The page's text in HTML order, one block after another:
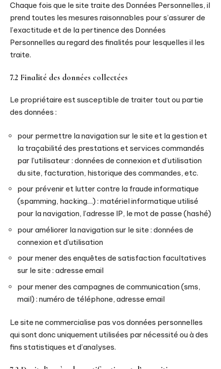
Chaque fois que le site traite des Données Personnelles, il
prend toutes les mesures raisonnables pour s’assurer de
l’exactitude et de la pertinence des Données
Personnelles au regard des finalités pour lesquelles il les
traite.
7.2 Finalité des données collectées
Le propriétaire est susceptible de traiter tout ou partie
des données :
pour permettre la navigation sur le site et la gestion et
la traçabilité des prestations et services commandés
par l’utilisateur : données de connexion et d’utilisation
du site, facturation, historique des commandes, etc.
pour prévenir et lutter contre la fraude informatique
(spamming, hacking…) : matériel informatique utilisé
pour la navigation, l’adresse IP, le mot de passe (hashé)
pour améliorer la navigation sur le site : données de
connexion et d’utilisation
pour mener des enquêtes de satisfaction facultatives
sur le site : adresse email
pour mener des campagnes de communication (sms,
mail) : numéro de téléphone, adresse email
Le site ne commercialise pas vos données personnelles
qui sont donc uniquement utilisées par nécessité ou à des
fins statistiques et d’analyses.